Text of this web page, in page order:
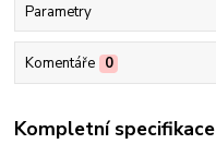
Parametry
Komentáře 0
Kompletní specifikace